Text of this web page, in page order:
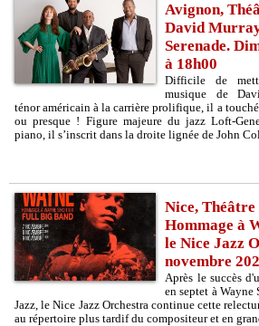
Avignon,
David
Serenade.
à 18h00
Difficile de
musique de
ténor américain à la carrière prolifique, il a
ou presque ! Figure majeure du jazz Loft-
piano, il s’inscrit dans la droite lignée de John
Nice,
Hommage à
le Nice Jazz
novembre
Après le succès
en septet à
Jazz, le Nice Jazz Orchestra continue cette
au répertoire plus tardif du compositeur et en